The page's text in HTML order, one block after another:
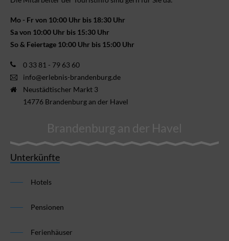
Mo - Fr von 10:00 Uhr bis 18:30 Uhr
Sa von 10:00 Uhr bis 15:30 Uhr
So & Feiertage 10:00 Uhr bis 15:00 Uhr
0 33 81 - 79 63 60
info@erlebnis-brandenburg.de
Neustädtischer Markt 3
14776 Brandenburg an der Havel
Brandenburg an der Havel
Unterkünfte
Hotels
Pensionen
Ferienhäuser